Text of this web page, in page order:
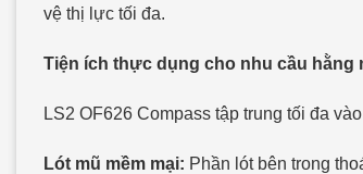
vệ thị lực tối đa.
Tiện ích thực dụng cho nhu cầu hằng
LS2 OF626 Compass tập trung tối đa
Lót mũ mềm mại: Phần lót bên trong